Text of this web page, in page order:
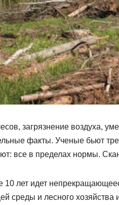
загрязнение воздуха,
факты. Ученые бьют
все в пределах нормы.
10 лет идет
среды и лесного хозяйства